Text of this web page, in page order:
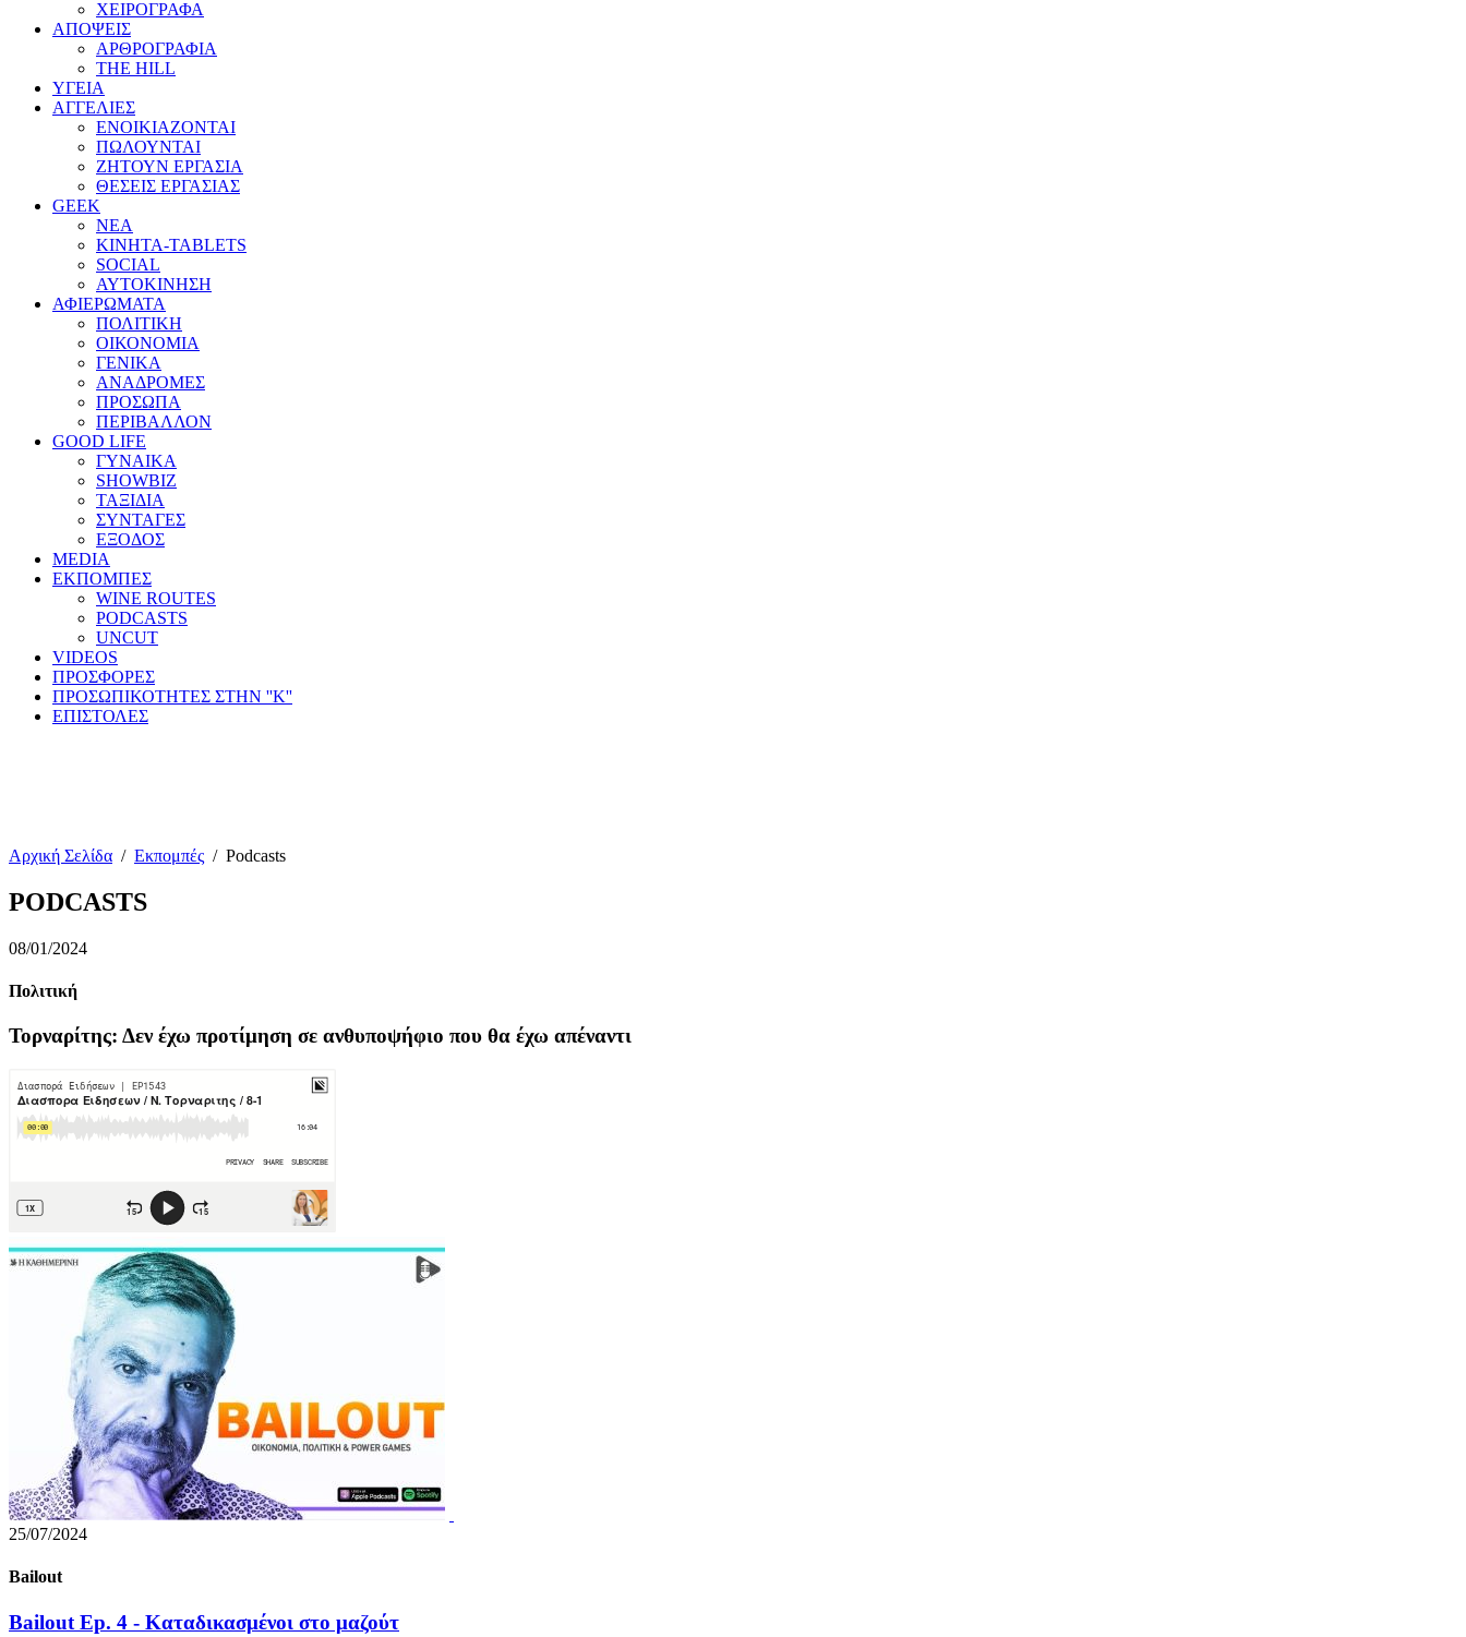
ΧΕΙΡΟΓΡΑΦΑ
ΑΠΟΨΕΙΣ
ΑΡΘΡΟΓΡΑΦΙΑ
THE HILL
ΥΓΕΙΑ
ΑΓΓΕΛΙΕΣ
ΕΝΟΙΚΙΑΖΟΝΤΑΙ
ΠΩΛΟΥΝΤΑΙ
ΖΗΤΟΥΝ ΕΡΓΑΣΙΑ
ΘΕΣΕΙΣ ΕΡΓΑΣΙΑΣ
GEEK
ΝΕΑ
ΚΙΝΗΤΑ-TABLETS
SOCIAL
ΑΥΤΟΚΙΝΗΣΗ
ΑΦΙΕΡΩΜΑΤΑ
ΠΟΛΙΤΙΚΗ
ΟΙΚΟΝΟΜΙΑ
ΓΕΝΙΚΑ
ΑΝΑΔΡΟΜΕΣ
ΠΡΟΣΩΠΑ
ΠΕΡΙΒΑΛΛΟΝ
GOOD LIFE
ΓΥΝΑΙΚΑ
SHOWBIZ
ΤΑΞΙΔΙΑ
ΣΥΝΤΑΓΕΣ
ΕΞΟΔΟΣ
MEDIA
ΕΚΠΟΜΠΕΣ
WINE ROUTES
PODCASTS
UNCUT
VIDEOS
ΠΡΟΣΦΟΡΕΣ
ΠΡΟΣΩΠΙΚΟΤΗΤΕΣ ΣΤΗΝ ''Κ''
ΕΠΙΣΤΟΛΕΣ
Αρχική Σελίδα / Εκπομπές / Podcasts
PODCASTS
08/01/2024
Πολιτική
Τορναρίτης: Δεν έχω προτίμηση σε ανθυποψήφιο που θα έχω απέναντι
25/07/2024
Bailout
Bailout Ep. 4 - Καταδικασμένοι στο μαζούτ